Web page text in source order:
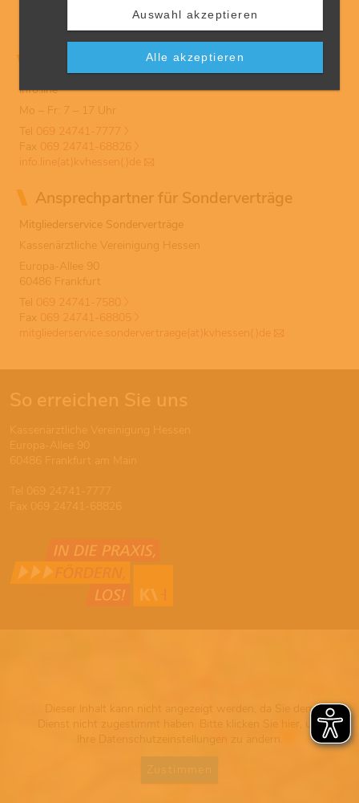
Auswahl akzeptieren
Alle akzeptieren
Zentraler Ansprechpartner
info.line
Mo – Fr: 7 – 17 Uhr
Tel 069 24741-7777
Fax 069 24741-68826
info.line(at)kvhessen(.)de
Ansprechpartner für Sonderverträge
Mitgliederservice Sonderverträge
Kassenärztliche Vereinigung Hessen
Europa-Allee 90
60486 Frankfurt
Tel 069 24741-7580
Fax 069 24741-68805
mitgliederservice.sondervertraege(at)kvhessen(.)de
Dieser Inhalt kann nicht angezeigt werden, da Sie dem
Dienst nicht zugestimmt haben. Bitte klicken Sie hier, um
Ihre Datenschutzeinstellungen zu ändern.
Zustimmen